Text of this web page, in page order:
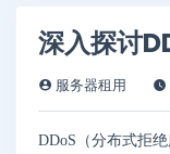
深入探讨
服务器租用
DDoS（分布式拒